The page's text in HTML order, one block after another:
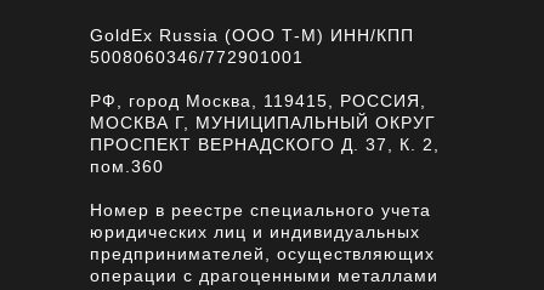
GoldEx Russia (ООО Т-М) ИНН/КПП
5008060346/772901001
РФ, город Москва, 119415, РОССИЯ,
МОСКВА Г, МУНИЦИПАЛЬНЫЙ ОКРУГ
ПРОСПЕКТ ВЕРНАДСКОГО Д. 37, К. 2,
пом.360
Номер в реестре специального учета
юридических лиц и индивидуальных
предпринимателей, осуществляющих
операции с драгоценными металлами